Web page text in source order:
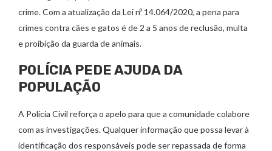
crime. Com a atualização da Lei nº 14.064/2020, a pena para
crimes contra cães e gatos é de 2 a 5 anos de reclusão, multa
e proibição da guarda de animais.
POLÍCIA PEDE AJUDA DA
POPULAÇÃO
A Polícia Civil reforça o apelo para que a comunidade colabore
com as investigações. Qualquer informação que possa levar à
identificação dos responsáveis pode ser repassada de forma